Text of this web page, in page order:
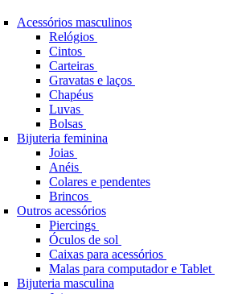
Acessórios masculinos
Relógios
Cintos
Carteiras
Gravatas e laços
Chapéus
Luvas
Bolsas
Bijuteria feminina
Joias
Anéis
Colares e pendentes
Brincos
Outros acessórios
Piercings
Óculos de sol
Caixas para acessórios
Malas para computador e Tablet
Bijuteria masculina